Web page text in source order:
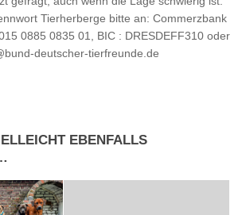
Tierherberge bitte an: Commerzbank
0885 0835 01, BIC : DRESDEFF310 oder
deutscher-tierfreunde.de
EBENFALLS